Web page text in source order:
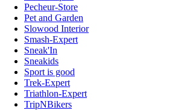
Pecheur-Store
Pet and Garden
Slowood Interior
Smash-Expert
Sneak'In
Sneakids
Sport is good
Trek-Expert
Triathlon-Expert
TripNBikers